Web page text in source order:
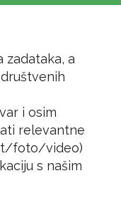
zadataka, a
i osim
relevantne
foto/video)
s našim